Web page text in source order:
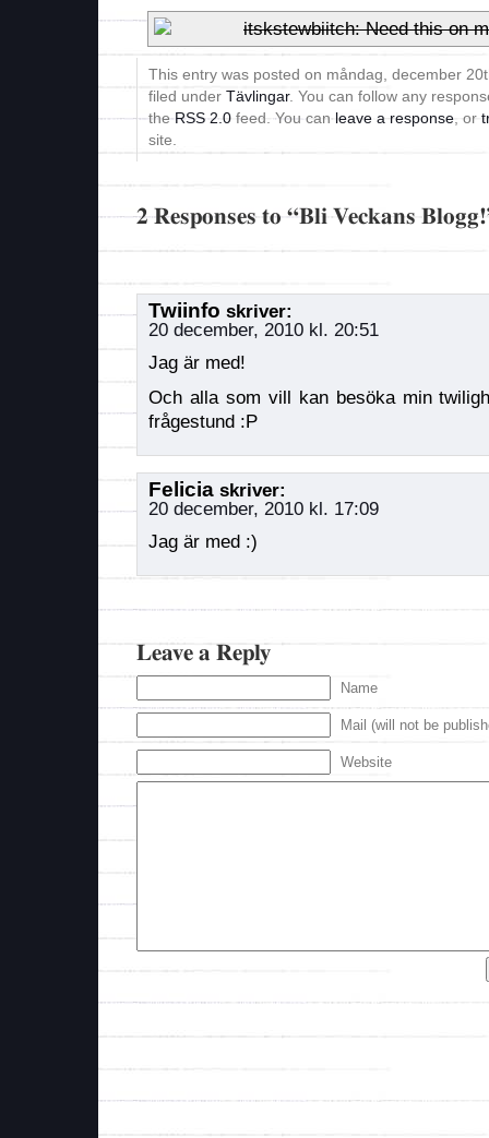
This entry was posted on måndag, december
filed under Tävlingar. You can follow any
theRSS 2.0 feed. You canleave a response , or
site.
2 Responses to “Bli Veckans
Twiinfo skriver:
20 december, 2010 kl. 20:51
Jag är med!
Och alla som vill kan besöka min
frågestund :P
Felicia skriver:
20 december, 2010 kl. 17:09
Jag är med :)
Leave a Reply
Name
Mail (will not be
Website